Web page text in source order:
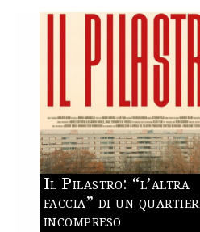
Il Pilastro: “l’altra
faccia” di un
incompreso